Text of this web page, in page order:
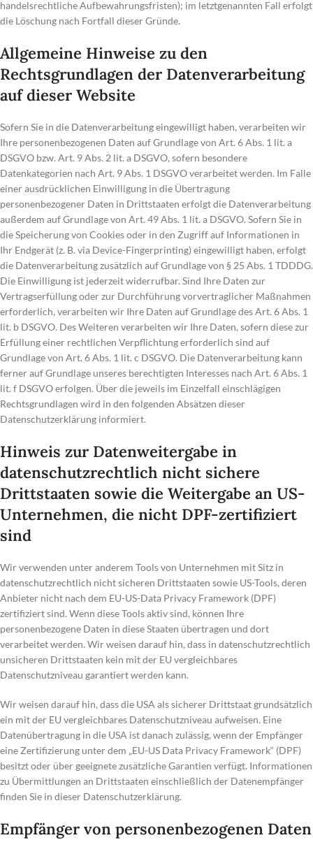
handelsrechtliche Aufbewahrungsfristen); im letztgenannten Fall erfolgt
die Löschung nach Fortfall dieser Gründe.
Allgemeine Hinweise zu den
Rechtsgrundlagen der Datenverarbeitung
auf dieser Website
Sofern Sie in die Datenverarbeitung eingewilligt haben, verarbeiten wir
Ihre personenbezogenen Daten auf Grundlage von Art. 6 Abs. 1 lit. a
DSGVO bzw. Art. 9 Abs. 2 lit. a DSGVO, sofern besondere
Datenkategorien nach Art. 9 Abs. 1 DSGVO verarbeitet werden. Im Falle
einer ausdrücklichen Einwilligung in die Übertragung
personenbezogener Daten in Drittstaaten erfolgt die Datenverarbeitung
außerdem auf Grundlage von Art. 49 Abs. 1 lit. a DSGVO. Sofern Sie in
die Speicherung von Cookies oder in den Zugriff auf Informationen in
Ihr Endgerät (z. B. via Device-Fingerprinting) eingewilligt haben, erfolgt
die Datenverarbeitung zusätzlich auf Grundlage von § 25 Abs. 1 TDDDG.
Die Einwilligung ist jederzeit widerrufbar. Sind Ihre Daten zur
Vertragserfüllung oder zur Durchführung vorvertraglicher Maßnahmen
erforderlich, verarbeiten wir Ihre Daten auf Grundlage des Art. 6 Abs. 1
lit. b DSGVO. Des Weiteren verarbeiten wir Ihre Daten, sofern diese zur
Erfüllung einer rechtlichen Verpflichtung erforderlich sind auf
Grundlage von Art. 6 Abs. 1 lit. c DSGVO. Die Datenverarbeitung kann
ferner auf Grundlage unseres berechtigten Interesses nach Art. 6 Abs. 1
lit. f DSGVO erfolgen. Über die jeweils im Einzelfall einschlägigen
Rechtsgrundlagen wird in den folgenden Absätzen dieser
Datenschutzerklärung informiert.
Hinweis zur Datenweitergabe in
datenschutzrechtlich nicht sichere
Drittstaaten sowie die Weitergabe an US-
Unternehmen, die nicht DPF-zertifiziert
sind
Wir verwenden unter anderem Tools von Unternehmen mit Sitz in
datenschutzrechtlich nicht sicheren Drittstaaten sowie US-Tools, deren
Anbieter nicht nach dem EU-US-Data Privacy Framework (DPF)
zertifiziert sind. Wenn diese Tools aktiv sind, können Ihre
personenbezogene Daten in diese Staaten übertragen und dort
verarbeitet werden. Wir weisen darauf hin, dass in datenschutzrechtlich
unsicheren Drittstaaten kein mit der EU vergleichbares
Datenschutzniveau garantiert werden kann.
Wir weisen darauf hin, dass die USA als sicherer Drittstaat grundsätzlich
ein mit der EU vergleichbares Datenschutzniveau aufweisen. Eine
Datenübertragung in die USA ist danach zulässig, wenn der Empfänger
eine Zertifizierung unter dem „EU-US Data Privacy Framework“ (DPF)
besitzt oder über geeignete zusätzliche Garantien verfügt. Informationen
zu Übermittlungen an Drittstaaten einschließlich der Datenempfänger
finden Sie in dieser Datenschutzerklärung.
Empfänger von personenbezogenen Daten